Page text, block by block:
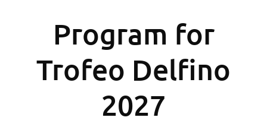
Program for
Trofeo Delfino
2027